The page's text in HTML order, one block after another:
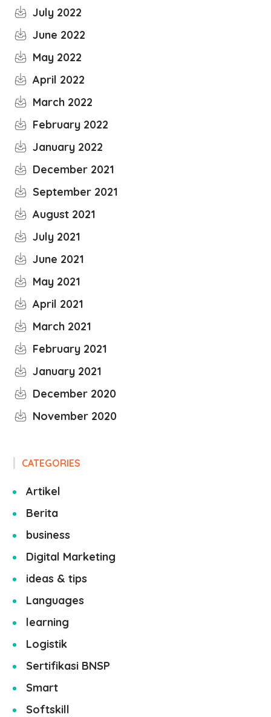
July 2022
June 2022
May 2022
April 2022
March 2022
February 2022
January 2022
December 2021
September 2021
August 2021
July 2021
June 2021
May 2021
April 2021
March 2021
February 2021
January 2021
December 2020
November 2020
CATEGORIES
Artikel
Berita
business
Digital Marketing
ideas & tips
Languages
learning
Logistik
Sertifikasi BNSP
Smart
Softskill